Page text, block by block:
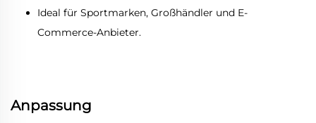
Ideal für Sportmarken, Großhändler und E-
Commerce-Anbieter.
Anpassung